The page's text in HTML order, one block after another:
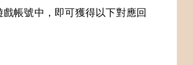
戲帳號中，即可獲得以下對應回